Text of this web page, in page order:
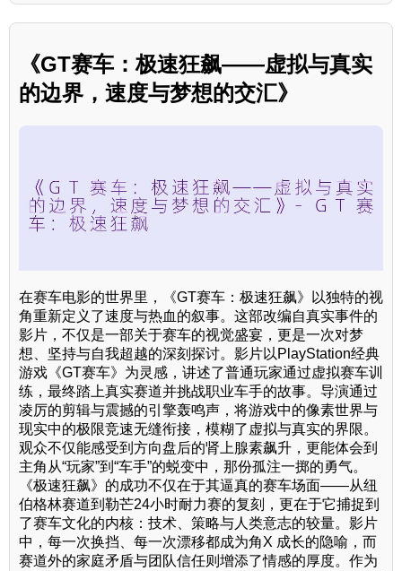
《GT赛车：极速狂飙——虚拟与真实
的边界，速度与梦想的交汇》
在赛车电影的世界里，《GT赛车：极速狂飙》以独特的视
角重新定义了速度与热血的叙事。这部改编自真实事件的
影片，不仅是一部关于赛车的视觉盛宴，更是一次对梦
想、坚持与自我超越的深刻探讨。影片以PlayStation经典
游戏《GT赛车》为灵感，讲述了普通玩家通过虚拟赛车训
练，最终踏上真实赛道并挑战职业车手的故事。导演通过
凌厉的剪辑与震撼的引擎轰鸣声，将游戏中的像素世界与
现实中的极限竞速无缝衔接，模糊了虚拟与真实的界限。
观众不仅能感受到方向盘后的肾上腺素飙升，更能体会到
主角从“玩家”到“车手”的蜕变中，那份孤注一掷的勇气。
《极速狂飙》的成功不仅在于其逼真的赛车场面——从纽
伯格林赛道到勒芒24小时耐力赛的复刻，更在于它捕捉到
了赛车文化的内核：技术、策略与人类意志的较量。影片
中，每一次换挡、每一次漂移都成为角X 成长的隐喻，而
赛道外的家庭矛盾与团队信任则增添了情感的厚度。作为